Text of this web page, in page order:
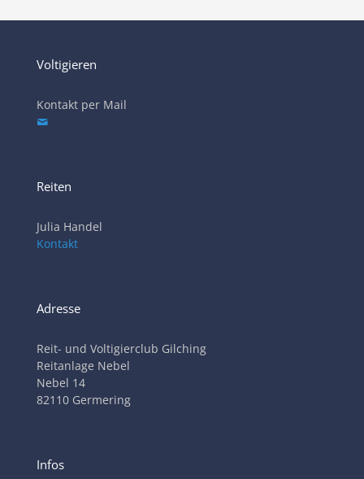
Voltigieren
Kontakt per Mail
Reiten
Julia Handel
Kontakt
Adresse
Reit- und Voltigierclub Gilching
Reitanlage Nebel
Nebel 14
82110 Germering
Infos